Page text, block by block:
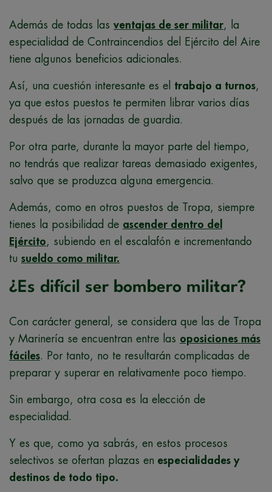
Además de todas las ventajas de ser militar, la
especialidad de Contraincendios del Ejército del Aire
tiene algunos beneficios adicionales.
Así, una cuestión interesante es el trabajo a turnos,
ya que estos puestos te permiten librar varios días
después de las jornadas de guardia.
Por otra parte, durante la mayor parte del tiempo,
no tendrás que realizar tareas demasiado exigentes,
salvo que se produzca alguna emergencia.
Además, como en otros puestos de Tropa, siempre
tienes la posibilidad de ascender dentro del
Ejército, subiendo en el escalafón e incrementando
tu sueldo como militar.
¿Es difícil ser bombero militar?
Con carácter general, se considera que las de Tropa
y Marinería se encuentran entre las oposiciones más
fáciles. Por tanto, no te resultarán complicadas de
preparar y superar en relativamente poco tiempo.
Sin embargo, otra cosa es la elección de
especialidad.
Y es que, como ya sabrás, en estos procesos
selectivos se ofertan plazas en especialidades y
destinos de todo tipo.